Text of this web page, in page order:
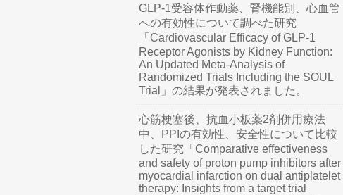
GLP-1受容体作動薬、腎機能別、心血管
への有効性について調べた研究
「Cardiovascular Efficacy of GLP-1
Receptor Agonists by Kidney Function:
An Updated Meta-Analysis of
Randomized Trials Including the SOUL
Trial」の結果が発表されました。
心筋梗塞後、抗血小板薬2剤併用療法
中、PPIの有効性、安全性について比較
した研究「Comparative effectiveness
and safety of proton pump inhibitors after
myocardial infarction on dual antiplatelet
therapy: Insights from a target trial